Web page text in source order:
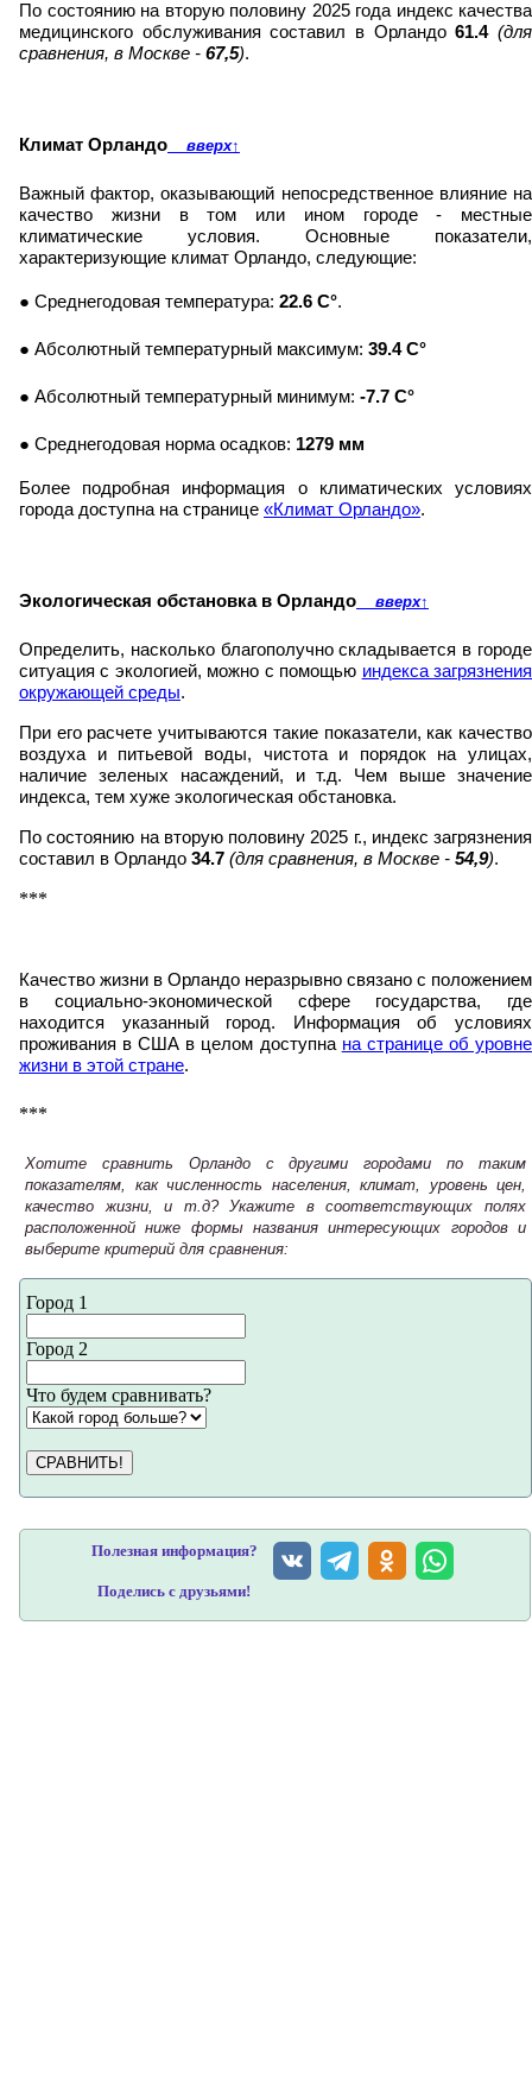
По состоянию на вторую половину 2025 года индекс качества
медицинского обслуживания составил в Орландо61.4 (для
сравнения, в Москве - 67,5).
Климат Орландо вверх↑
Важный фактор, оказывающий непосредственное влияние на
качество жизни в том или ином городе - местные
климатические условия. Основные показатели,
характеризующие климат Орландо, следующие:
● Среднегодовая температура: 22.6 C°.
● Абсолютный температурный максимум: 39.4 C°
● Абсолютный температурный минимум: -7.7 C°
● Среднегодовая норма осадков: 1279 мм
Более подробная информация о климатических условиях
города доступна на странице «Климат Орландо».
Экологическая обстановка в Орландо вверх↑
Определить, насколько благополучно складывается в городе
ситуация с экологией, можно с помощью индекса загрязнения
окружающей среды.
При его расчете учитываются такие показатели, как качество
воздуха и питьевой воды, чистота и порядок на улицах,
наличие зеленых насаждений, и т.д. Чем выше значение
индекса, тем хуже экологическая обстановка.
По состоянию на вторую половину 2025 г., индекс загрязнения
составил в Орландо 34.7 (для сравнения, в Москве - 54,9).
***
Качество жизни в Орландо неразрывно связано с положением
в социально-экономической сфере государства, где
находится указанный город. Информация об условиях
проживания в США в целом доступна на странице об уровне
жизни в этой стране.
***
Хотите сравнить Орландо с другими городами по таким
показателям, как численность населения, климат, уровень цен,
качество жизни, и т.д? Укажите в соответствующих полях
расположенной ниже формы названия интересующих городов и
выберите критерий для сравнения:
Город 1
Город 2
Что будем сравнивать?
СРАВНИТЬ!
Полезная информация?
Поделись с друзьями!